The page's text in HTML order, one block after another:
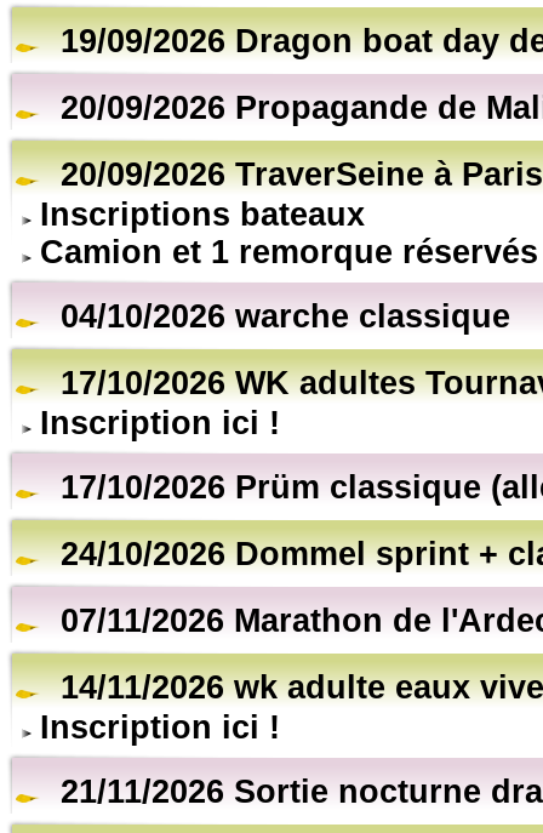
19/09/2026 Dragon boat day
20/09/2026 Propagande de
20/09/2026 TraverSeine à Paris
Inscriptions bateaux
Camion et 1 remorque réservés
04/10/2026 warche classique
17/10/2026 WK adultes
Inscription ici !
17/10/2026 Prüm classique
24/10/2026 Dommel sprint +
07/11/2026 Marathon de
14/11/2026 wk adulte eaux
Inscription ici !
21/11/2026 Sortie nocturne